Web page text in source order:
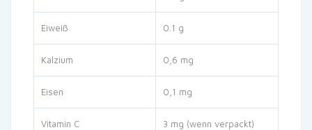
Eiweiß 0.1 g
Kalzium 0,6 mg
Eisen 0,1 mg
Vitamin C 3 mg (wenn verpackt)